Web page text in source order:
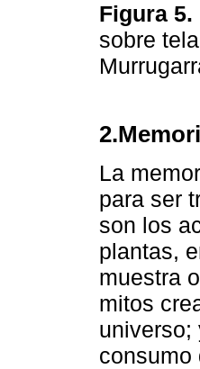
Figura 5.
sobre
La
para ser
son los
plantas,
muestra
mitos
universo;
consumo